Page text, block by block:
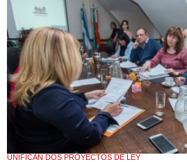
UNIFICAN DOS PROYECTOS DE LEY